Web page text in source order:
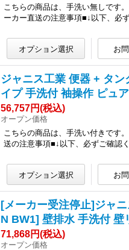
こちらの商品は、手洗い無しです
ーカー直送の注意事項■↓以下、
ジャニス工業 便器 + タ
イプ 手洗付 袖操作 ピュ
56,757円(税込)
オープン価格
こちらの商品は、手洗い付きです
送の注意事項■↓以下、必ずご確
[メーカー受注停止]ジャ
N BW1] 壁排水 手洗付 壁
71,868円(税込)
オープン価格